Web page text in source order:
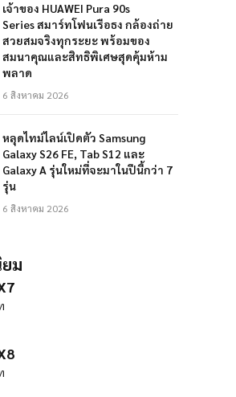
เจ้าของ HUAWEI Pura 90s
Series สมาร์ทโฟนเรือธง กล้องถ่าย
สวยสมจริงทุกระยะ พร้อมของ
สมนาคุณและสิทธิพิเศษสุดคุ้มห้าม
พลาด
6 สิงหาคม 2026
หลุดไทม์ไลน์เปิดตัว Samsung
Galaxy S26 FE, Tab S12 และ
Galaxy A รุ่นใหม่ที่จะมาในปีนี้กว่า 7
รุ่น
6 สิงหาคม 2026
ม